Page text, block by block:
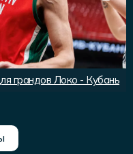
грандов Локо - Кубань